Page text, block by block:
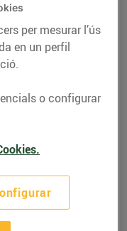
per mesurar l’ús
en un perfil
o configurar